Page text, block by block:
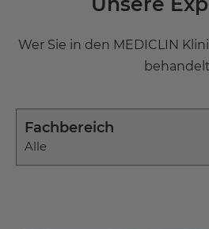
Wer Sie in den MEDICLIN
behandelt
Fachbereich
Alle